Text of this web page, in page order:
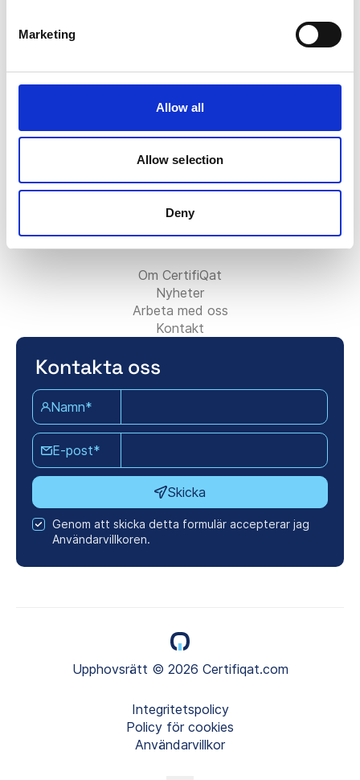
Marketing
Allow all
Allow selection
Deny
Certifiqat-märket
Faktura/Fakturering
Kontakta supportteamet
För partners:
Bli konsultpartner
Lägg till ditt konsultföretag
Kontakta partnerteamet
Om Certifiqat:
Om CertifiQat
Nyheter
Arbeta med oss
Kontakt
Kontakta oss
Namn*
E-post*
Skicka
Genom att skicka detta formulär accepterar jag
Användarvillkoren.
Upphovsrätt © 2026 Certifiqat.com
Integritetspolicy
Policy för cookies
Användarvillkor